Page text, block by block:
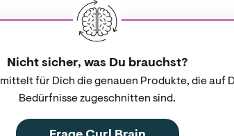
Nicht sicher, was Du brauchst?
für Dich die genauen Produkte, die auf
Bedürfnisse zugeschnitten sind.